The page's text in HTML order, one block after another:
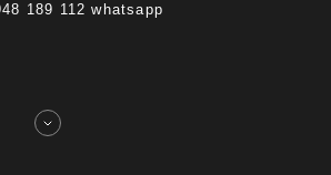
189 112 whatsapp